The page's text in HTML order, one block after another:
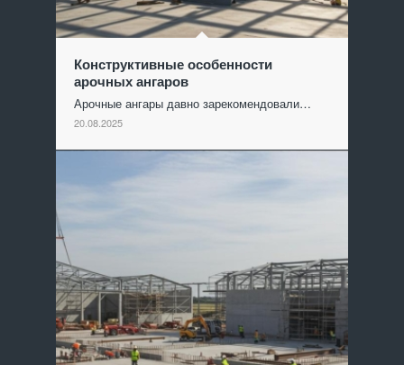
Конструктивные особенности
арочных ангаров
Арочные ангары давно зарекомендовали…
20.08.2025